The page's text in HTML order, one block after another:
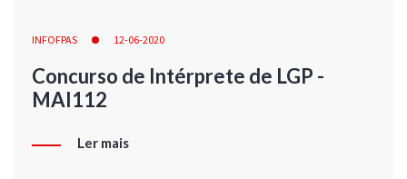
INFOFPAS 12-06-2020
Concurso de Intérprete de LGP -
MAI112
Ler mais